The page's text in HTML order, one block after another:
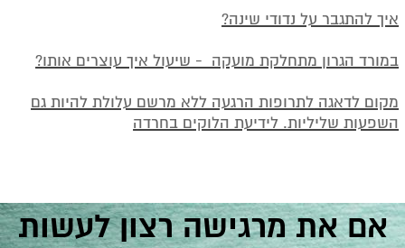
איך להתגבר על נדודי שינה?
במורד הגרון מתחלקת מועקה - שיעול איך עוצרים אותו?
מקום לדאגה לתרופות הרגעה ללא מרשם עלולת להיות גם
השפעות שליליות. לידיעת הלוקים בחרדה
אם את מרגישה רצון לעשות